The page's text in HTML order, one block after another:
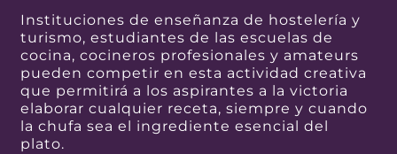
Instituciones de enseñanza de hostelería y
turismo, estudiantes de las escuelas de
cocina, cocineros profesionales y amateurs
pueden competir en esta actividad creativa
que permitirá a los aspirantes a la victoria
elaborar cualquier receta, siempre y cuando
la chufa sea el ingrediente esencial del
plato.